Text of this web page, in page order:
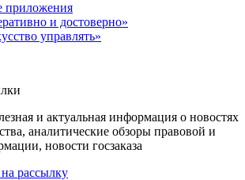
приложения
и достоверно»
управлять»
и актуальная информация о новостях
аналитические обзоры правовой и
новости госзаказа
рассылку